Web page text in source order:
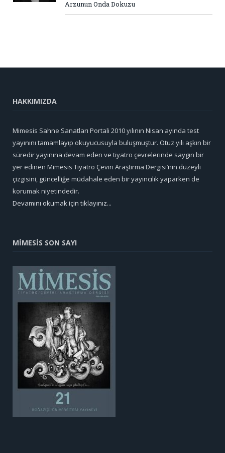
Arzunun Onda Dokuzu
HAKKIMIZDA
Mimesis Sahne Sanatları Portali 2010 yılının Nisan ayında test
yayınını tamamlayıp okuyucusuyla buluşmuştur. Otuz yılı aşkın bir
süredir yayınına devam eden ve tiyatro çevrelerinde saygın bir
yer edinen Mimesis Tiyatro Çeviri Araştırma Dergisi’nin düzeyli
çizgisini, güncelliğe müdahale eden bir yayıncılık yaparken de
korumak niyetindedir.
Devamını okumak için tıklayınız...
MİMESİS SON SAYI